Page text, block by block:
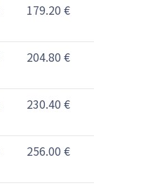
179.20 €
204.80 €
230.40 €
256.00 €